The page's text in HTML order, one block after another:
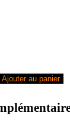
Ajouter au panier